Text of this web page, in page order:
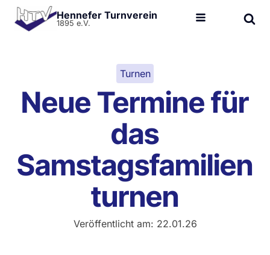
Hennefer Turnverein
1895 e.V.
Turnen
Neue Termine für
das
Samstagsfamilien
turnen
Veröffentlicht am: 22.01.26